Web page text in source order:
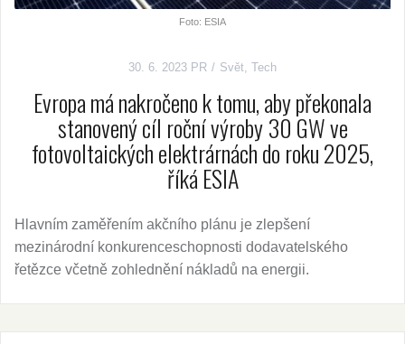
Foto: ESIA
30. 6. 2023 PR Svět Tech
Evropa má nakročeno k tomu, aby překonala
stanovený cíl roční výroby 30 GW ve
fotovoltaických elektrárnách do roku 2025,
říká ESIA
Hlavním zaměřením akčního plánu je zlepšení
mezinárodní konkurenceschopnosti dodavatelského
řetězce včetně zohlednění nákladů na energii.